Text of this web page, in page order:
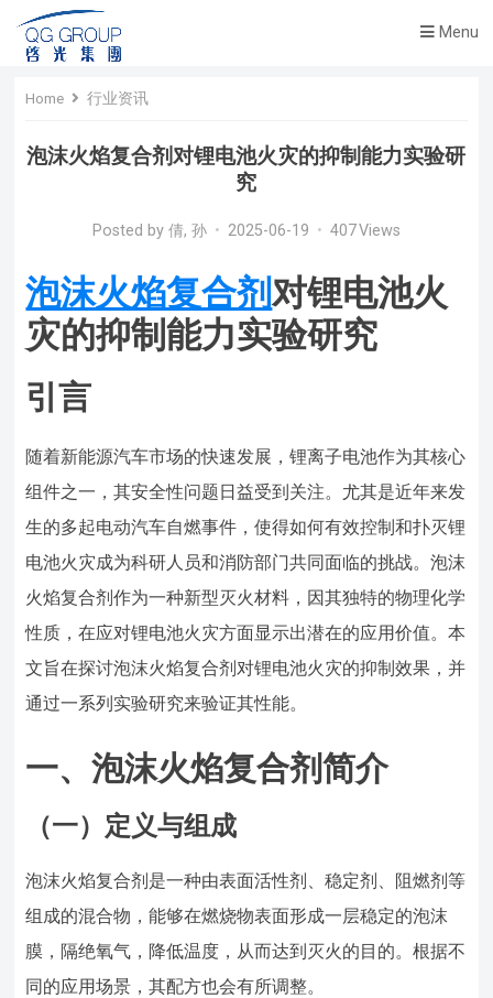
Menu
Home 行业资讯
泡沫火焰复合剂对锂电池火灾的抑制能力实验研
究
Posted by 倩, 孙 • 2025-06-19 • 407Views
泡沫火焰复合剂对锂电池火
灾的抑制能力实验研究
引言
随着新能源汽车市场的快速发展，锂离子电池作为其核心
组件之一，其安全性问题日益受到关注。尤其是近年来发
生的多起电动汽车自燃事件，使得如何有效控制和扑灭锂
电池火灾成为科研人员和消防部门共同面临的挑战。泡沫
火焰复合剂作为一种新型灭火材料，因其独特的物理化学
性质，在应对锂电池火灾方面显示出潜在的应用价值。本
文旨在探讨泡沫火焰复合剂对锂电池火灾的抑制效果，并
通过一系列实验研究来验证其性能。
一、泡沫火焰复合剂简介
（一）定义与组成
泡沫火焰复合剂是一种由表面活性剂、稳定剂、阻燃剂等
组成的混合物，能够在燃烧物表面形成一层稳定的泡沫
膜，隔绝氧气，降低温度，从而达到灭火的目的。根据不
同的应用场景，其配方也会有所调整。